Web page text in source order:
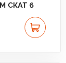
СКАТ 6